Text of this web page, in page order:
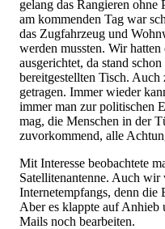
gelang das Rangieren
am kommenden Tag war
das Zugfahrzeug und
werden mussten. Wir
ausgerichtet, da stand
bereitgestellten Tisch.
getragen. Immer wieder
immer man zur politischen
mag, die Menschen in der
zuvorkommend, alle
Mit Interesse beobachtete
Satellitenantenne. Auch wir
Internetempfangs, denn die
Aber es klappte auf Anhieb
Mails noch bearbeiten.